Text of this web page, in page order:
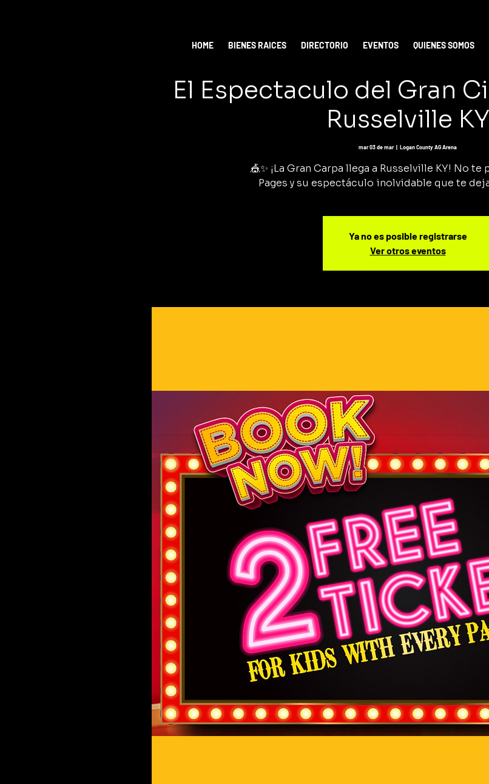
HOME BIENES RAICES DIRECTORIO EVENTOS QUIENES SOMOS
El Espectaculo del Gran
Russelville KY
mar 03 de mar
  |
Logan County AG Arena
🎪✨ ¡La Gran Carpa llega a Russelville KY! No
Pages y su espectáculo inolvidable que te
Ya no es posible registrarse
Ver otros eventos